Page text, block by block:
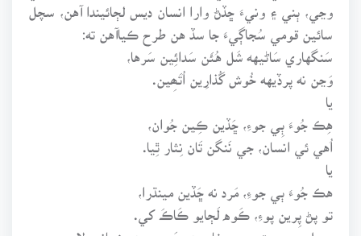
وڃي، ٻني ۽ ونيءَ ڇڏڻ وارا انسان ديس لڄائيندا آهن، سچل
سائين قومي سُجاڳيءَ جا سڏ هن طرح ڪياآهن ته:
سَنگهاري سَاڻيهه شَل هُئَن سَدائِين سَرها،
وَڃن نه پرڏيهه خُوش گُذارِين اُتَھِين.
يا
هِڪ جُوءَ ٻِي جوءِ، ڇَڏين ڪِين جُوان،
اُهي ئي انسان، جي نَنگن تَان نِثار ٿِيا.
يا
هڪ جُوءَ ٻي جوءِ، مَرد نه ڇَڏين مينڌرا،
تو پڻ پِرين پوءِ، ڪَوه لَڄايو ڪَاڪَ کي.
سچل سرمست جو پيغام هر دَور ۽ هر زماني لاءِ سچ جو